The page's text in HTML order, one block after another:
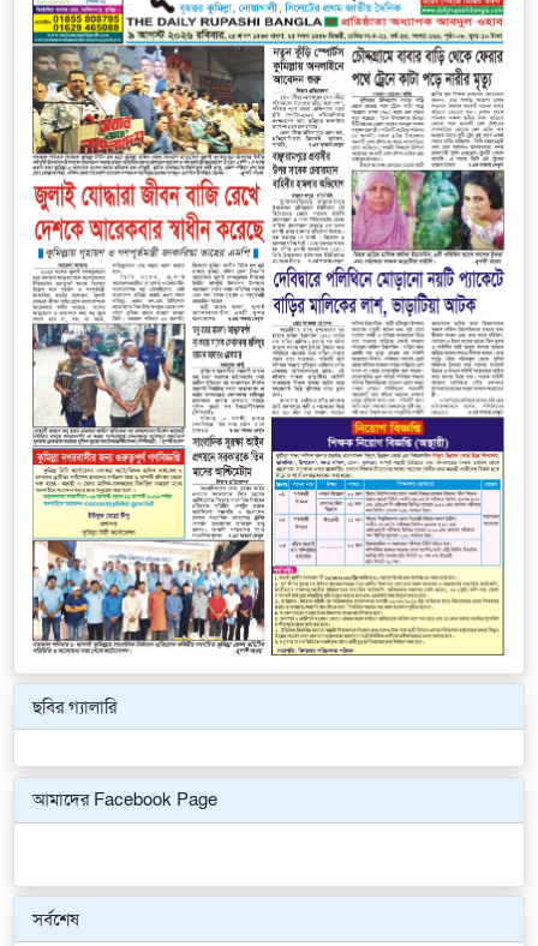
ছবির গ্যালারি
আমাদের Facebook Page
সর্বশেষ